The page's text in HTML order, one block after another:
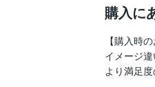
購入に
【購入時
イメージ違
より満足